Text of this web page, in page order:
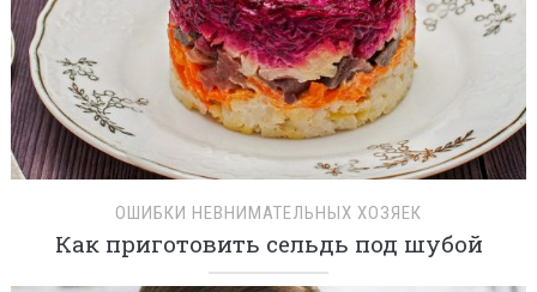
ОШИБКИ НЕВНИМАТЕЛЬНЫХ ХОЗЯЕК
Как приготовить сельдь под шубой